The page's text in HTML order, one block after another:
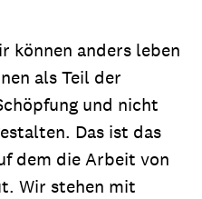
können anders leben
als Teil der
und nicht
Das ist das
dem die Arbeit von
Wir stehen mit